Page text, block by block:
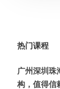
热门课程
广州深圳珠
构，值得信